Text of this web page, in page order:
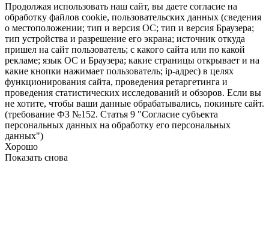
Продолжая использовать наш сайт, вы даете согласие на
обработку файлов cookie, пользовательских данных (сведения
о местоположении; тип и версия ОС; тип и версия Браузера;
тип устройства и разрешение его экрана; источник откуда
пришел на сайт пользователь; с какого сайта или по какой
рекламе; язык ОС и Браузера; какие страницы открывает и на
какие кнопки нажимает пользователь; ip-адрес) в целях
функционирования сайта, проведения ретаргетинга и
проведения статистических исследований и обзоров. Если вы
не хотите, чтобы ваши данные обрабатывались, покиньте сайт.
(требование ФЗ №152. Статья 9 "Согласие субъекта
персональных данных на обработку его персональных
данных")
Хорошо
Показать снова